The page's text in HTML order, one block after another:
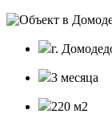
г.
3 месяца
220 м2